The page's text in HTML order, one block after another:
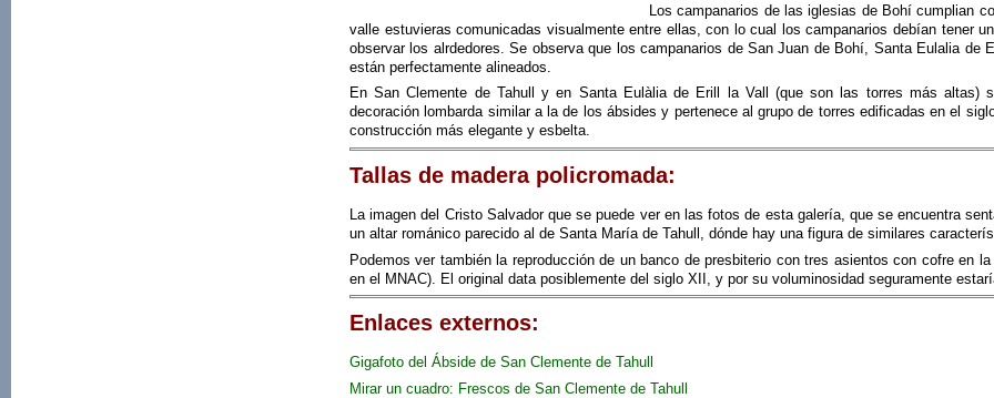
Los campanarios de las iglesias de Bohí cumplian
valle estuvieras comunicadas visualmente entre ellas, con lo cual los campanarios debían tener
observar los alrdedores. Se observa que los campanarios de San Juan de Bohí, Santa Eulalia de
están perfectamente alineados.
En San Clemente de Tahull y en Santa Eulàlia de Erill la Vall (que son las torres más altas)
decoración lombarda similar a la de los ábsides y pertenece al grupo de torres edificadas en el
construcción más elegante y esbelta.
Tallas de madera policromada:
La imagen del Cristo Salvador que se puede ver en las fotos de esta galería, que se encuentra
un altar románico parecido al de Santa María de Tahull, dónde hay una figura de similares
Podemos ver también la reproducción de un banco de presbiterio con tres asientos con cofre en
en el MNAC). El original data posiblemente del siglo XII, y por su voluminosidad seguramente
Enlaces externos:
Gigafoto del Ábside de San Clemente de Tahull
Mirar un cuadro: Frescos de San Clemente de Tahull